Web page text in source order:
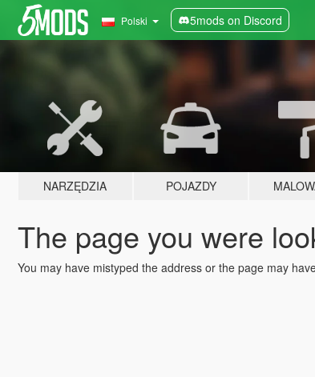
Polski 5mods on Discord
NARZĘDZIA POJAZDY
The page you were
You may have mistyped the address or the page may